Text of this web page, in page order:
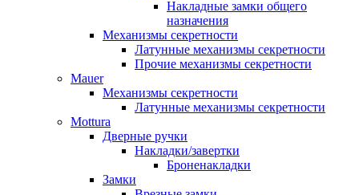
Накладные замки общего
назначения
Механизмы секретности
Латунные механизмы секретности
Прочие механизмы секретности
Mauer
Механизмы секретности
Латунные механизмы секретности
Mottura
Дверные ручки
Накладки/завертки
Броненакладки
Замки